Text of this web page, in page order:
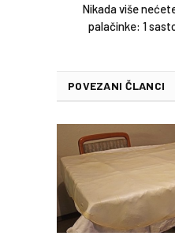
Nikada više
palačinke: 1
POVEZANI ČLANCI